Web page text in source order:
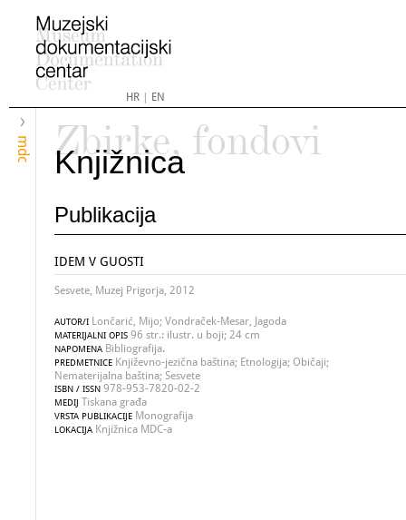
HR| EN
mdc
Zbirke, fondovi
Knjižnica
Publikacija
IDEM V GUOSTI
Sesvete, Muzej Prigorja, 2012
AUTOR/I Lončarić, Mijo; Vondraček-Mesar, Jagoda
MATERIJALNI OPIS 96 str.: ilustr. u boji; 24 cm
NAPOMENA Bibliografija.
PREDMETNICE Književno-jezična baština; Etnologija; Običaji;
Nematerijalna baština; Sesvete
ISBN / ISSN 978-953-7820-02-2
MEDIJ Tiskana građa
VRSTA PUBLIKACIJE Monografija
LOKACIJA Knjižnica MDC-a